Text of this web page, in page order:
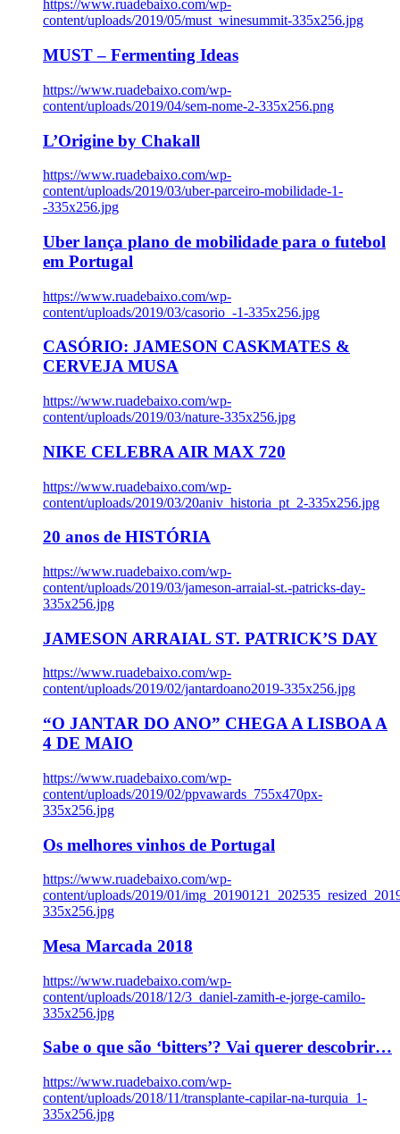
https://www.ruadebaixo.com/wp-
content/uploads/2019/05/must_winesummit-335x256.jpg
MUST – Fermenting Ideas
https://www.ruadebaixo.com/wp-
content/uploads/2019/04/sem-nome-2-335x256.png
L’Origine by Chakall
https://www.ruadebaixo.com/wp-
content/uploads/2019/03/uber-parceiro-mobilidade-1-
-335x256.jpg
Uber lança plano de mobilidade para o futebol
em Portugal
https://www.ruadebaixo.com/wp-
content/uploads/2019/03/casorio_-1-335x256.jpg
CASÓRIO: JAMESON CASKMATES &
CERVEJA MUSA
https://www.ruadebaixo.com/wp-
content/uploads/2019/03/nature-335x256.jpg
NIKE CELEBRA AIR MAX 720
https://www.ruadebaixo.com/wp-
content/uploads/2019/03/20aniv_historia_pt_2-335x256.jpg
20 anos de HISTÓRIA
https://www.ruadebaixo.com/wp-
content/uploads/2019/03/jameson-arraial-st.-patricks-day-
335x256.jpg
JAMESON ARRAIAL ST. PATRICK’S DAY
https://www.ruadebaixo.com/wp-
content/uploads/2019/02/jantardoano2019-335x256.jpg
“O JANTAR DO ANO” CHEGA A LISBOA A
4 DE MAIO
https://www.ruadebaixo.com/wp-
content/uploads/2019/02/ppvawards_755x470px-
335x256.jpg
Os melhores vinhos de Portugal
https://www.ruadebaixo.com/wp-
content/uploads/2019/01/
335x256.jpg
Mesa Marcada 2018
https://www.ruadebaixo.com/wp-
content/uploads/2018/12/3_daniel-zamith-e-jorge-camilo-
335x256.jpg
Sabe o que são ‘bitters’? Vai querer descobrir…
https://www.ruadebaixo.com/wp-
content/uploads/2018/11/transplante-capilar-na-turquia_1-
335x256.jpg